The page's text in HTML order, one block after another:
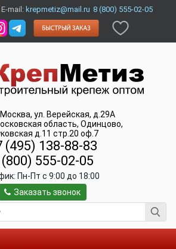
E-mail: krepmetiz@mail.ru 8 (800) 555-02-05
Москва, ул. Верейская, д.29А
область, Одинцово,
д.11 стр.20 оф.7
(495) 138-88-83
(800) 555-02-05
Пн-Пт c 9:00 до 18:00
Заказать звонок